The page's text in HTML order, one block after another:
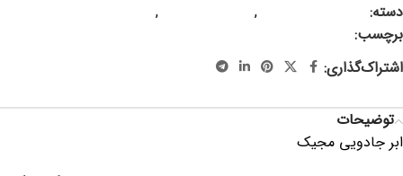
دسته: ,
,
برچسب:
اشتراک‌گذاری:
توضیحات
ابر جادویی مجیک